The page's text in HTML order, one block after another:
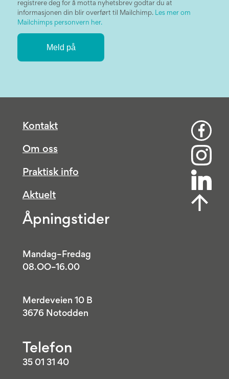
registrere deg for å motta nyhetsbrev godtar du at
informasjonen din blir overført til Mailchimp. Les mer om
Mailchimps personvern her.
Kontakt
Om oss
Praktisk info
Aktuelt
Åpningstider
Mandag–Fredag
08.OO–16.00
Merdeveien 10 B
3676 Notodden
Telefon
35 01 31 40